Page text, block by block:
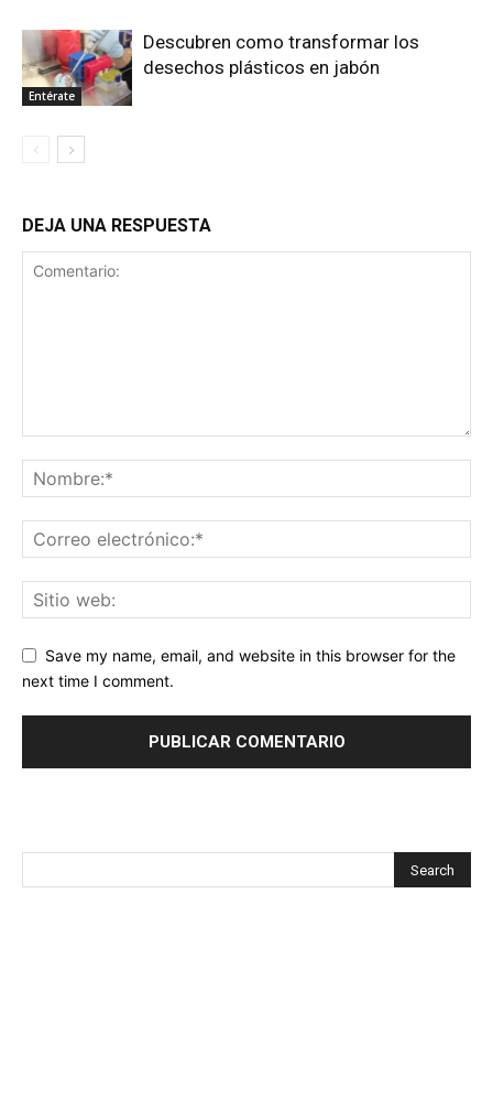
Entérate
Descubren como transformar los
desechos plásticos en jabón
DEJA UNA RESPUESTA
Save my name, email, and website in this browser for the
next time I comment.